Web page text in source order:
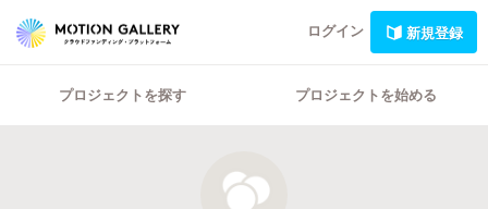
ログイン 新規登録
プロジェクトを探す プロジェクトを始める